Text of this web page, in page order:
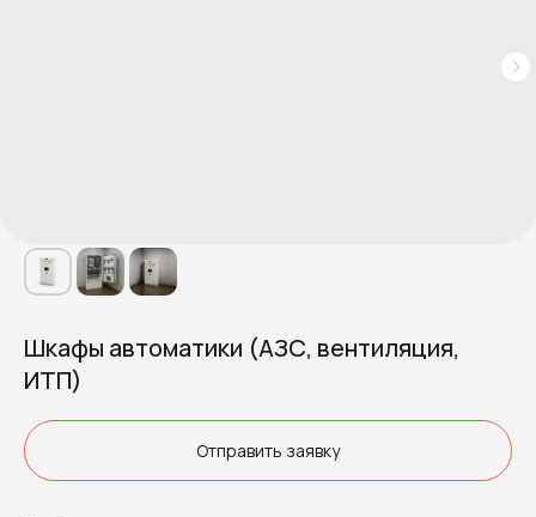
Шкафы автоматики (АЗС, вентиляция,
ИТП)
Отправить заявку